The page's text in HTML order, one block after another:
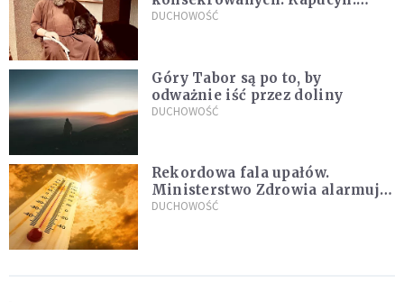
Życie w pojedynkę rzadko jest
DUCHOWOŚĆ
Góry Tabor są po to, by
odważnie iść przez doliny
DUCHOWOŚĆ
Rekordowa fala upałów.
Ministerstwo Zdrowia alarmuje
po doświadczeniach z czerwca
DUCHOWOŚĆ